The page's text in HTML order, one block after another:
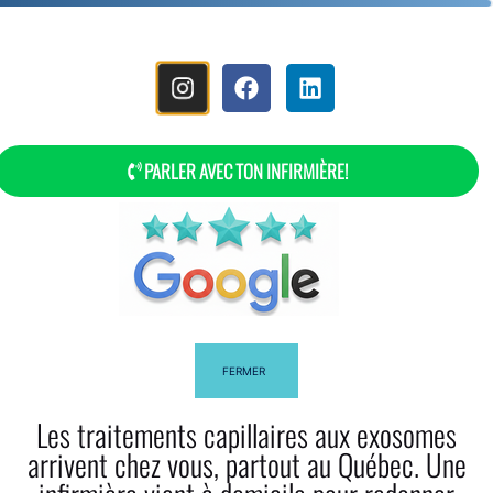
Programa De Afiliación De Myla
Bella
PARLER AVEC TON INFIRMIÈRE!
FERMER
Les traitements capillaires aux exosomes
arrivent chez vous, partout au Québec. Une